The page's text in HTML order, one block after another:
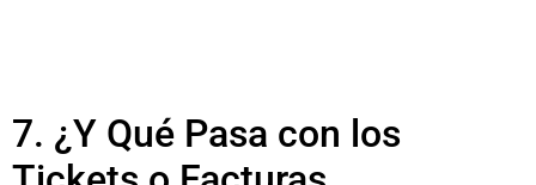
7. ¿Y Qué Pasa con los